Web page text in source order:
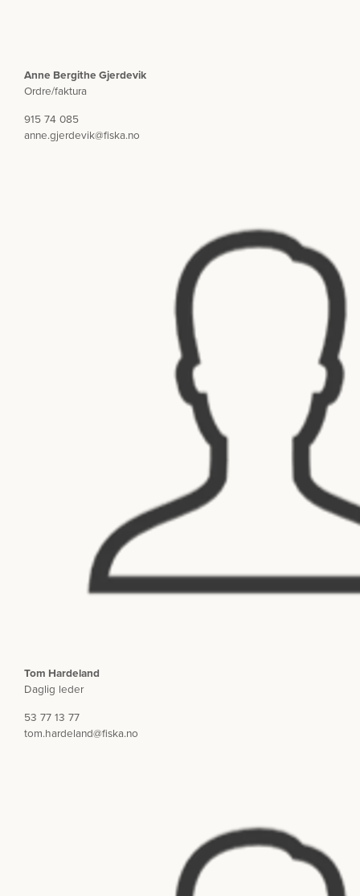
Anne Bergithe Gjerdevik
Ordre/faktura
915 74 085
anne.gjerdevik@fiska.no
Tom Hardeland
Daglig leder
53 77 13 77
tom.hardeland@fiska.no